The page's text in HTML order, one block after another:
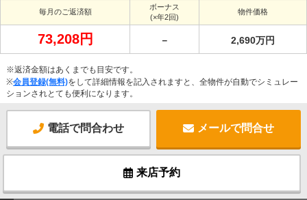
毎月のご返済額
ボーナス
(×年2回)
物件価格
73,208円 － 2,690万円
※返済金額はあくまでも目安です。
※会員登録(無料)をして詳細情報を記入されますと、全物件が自動でシミュレー
ションされとても便利になります。
電話で問合わせ メールで問合せ
来店予約